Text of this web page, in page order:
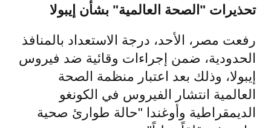
تحذيرات "الصحة العالمية" بشأن إيبولا
رفعت مصر، الأحد، درجة الاستعداد بالمنافذ
الحدودية، ضمن إجراءات وقائية ضد فيروس
إيبولا، وذلك بعد اعتبار منظمة الصحة
العالمية انتشار الفيروس في الكونغو
الديمقراطية وأوغندا "حالة طوارئ صحية